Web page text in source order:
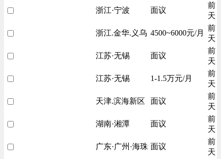
浙江·宁波 面议
前
天
浙江.金华.义乌 4500~6000元/月
前
天
江苏·无锡 面议
前
天
江苏·无锡 1-1.5万元/月
前
天
天津.滨海新区 面议
前
天
湖南·湘潭 面议
前
天
广东·广州·海珠 面议
前
天